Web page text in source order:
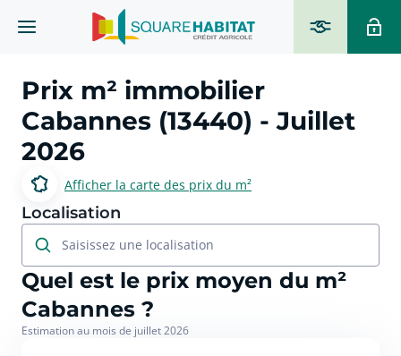
Prix m² immobilier
Cabannes (13440) - Juillet
2026
Afficher la carte des prix du m²
Localisation
Saisissez une localisation
Quel est le prix moyen du m²
Cabannes ?
Estimation au mois de juillet 2026